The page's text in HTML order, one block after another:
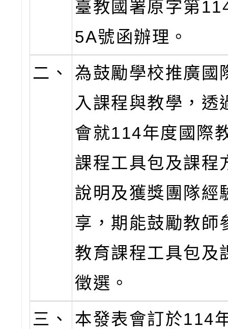
臺教國署原字第
5A號函辦理。
二、
為鼓勵學校推廣國
入課程與教學，透
會就114年度國際
課程工具包及課程
說明及獲獎團隊經
享，期能鼓勵教師
教育課程工具包及
徵選。
三、
本發表會訂於114